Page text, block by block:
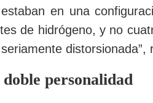
en una
de hidrógeno, y no
distorsionada”,
personalidad